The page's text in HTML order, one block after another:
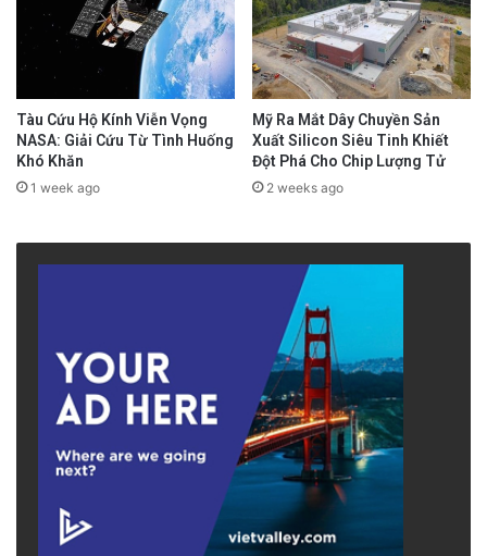
Tàu Cứu Hộ Kính Viễn Vọng
NASA: Giải Cứu Từ Tình Huống
Khó Khăn
1 week ago
Mỹ Ra Mắt Dây Chuyền Sản
Xuất Silicon Siêu Tinh Khiết
Đột Phá Cho Chip Lượng Tử
2 weeks ago